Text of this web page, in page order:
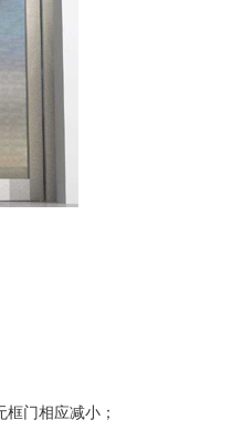
门相应减小；